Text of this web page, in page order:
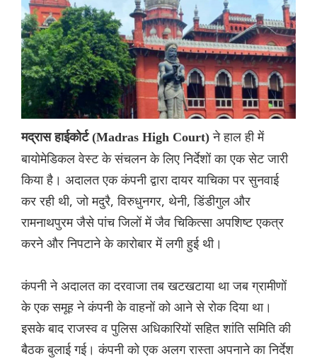
मद्रास हाईकोर्ट (Madras High Court) ने हाल ही में
बायोमेडिकल वेस्ट के संचलन के लिए निर्देशों का एक सेट जारी
किया है। अदालत एक कंपनी द्वारा दायर याचिका पर सुनवाई
कर रही थी, जो मदुरै, विरुधुनगर, थेनी, डिंडीगुल और
रामनाथपुरम जैसे पांच जिलों में जैव चिकित्सा अपशिष्ट एकत्र
करने और निपटाने के कारोबार में लगी हुई थी।
कंपनी ने अदालत का दरवाजा तब खटखटाया था जब ग्रामीणों
के एक समूह ने कंपनी के वाहनों को आने से रोक दिया था।
इसके बाद राजस्व व पुलिस अधिकारियों सहित शांति समिति की
बैठक बुलाई गई। कंपनी को एक अलग रास्ता अपनाने का निर्देश